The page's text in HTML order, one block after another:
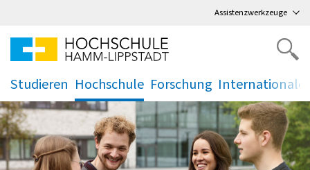
Assistenzwerkzeuge
Studieren
.
Hochschule
.
Forschung
. .